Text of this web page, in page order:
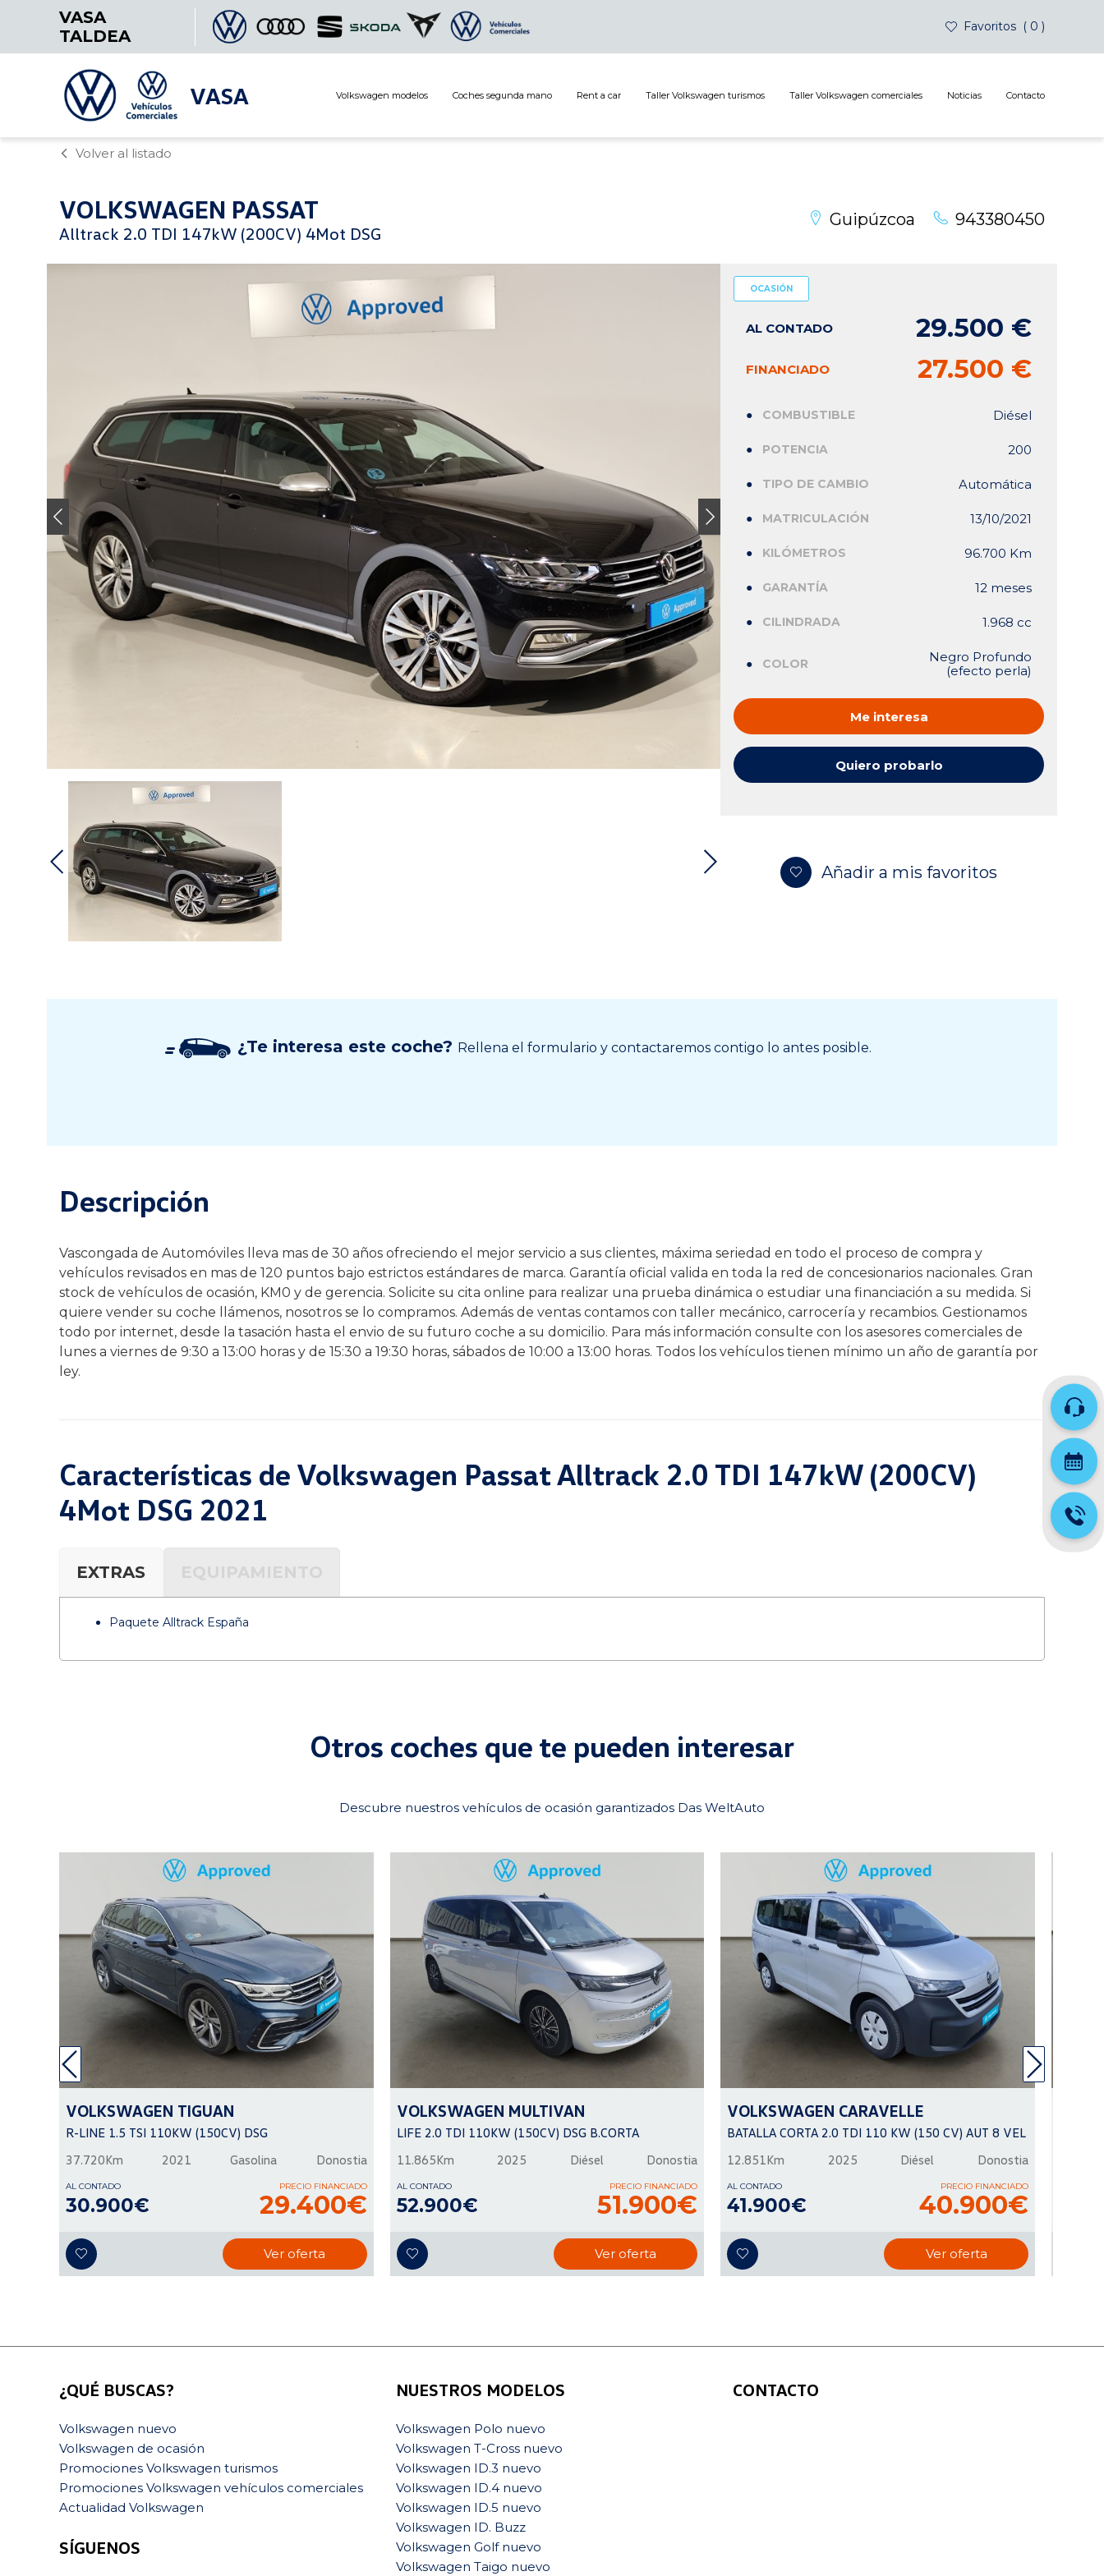
VASA
TALDEA
0
Favoritos
VASA Volkswagen modelos Coches segunda mano Rent a car Taller Volkswagen turismos Taller Volkswagen comerciales Noticias Contacto
Volver al listado
VOLKSWAGEN PASSAT
Alltrack 2.0 TDI 147kW (200CV) 4Mot DSG
Guipúzcoa 943380450
OCASIÓN
AL CONTADO 29.500 €
FINANCIADO 27.500 €
COMBUSTIBLE Diésel
POTENCIA 200
TIPO DE CAMBIO Automática
MATRICULACIÓN 13/10/2021
KILÓMETROS 96.700 Km
GARANTÍA 12 meses
CILINDRADA 1.968 cc
COLOR
Negro Profundo
(efecto perla)
Me interesa
Quiero probarlo
Añadir a mis favoritos
¿Te interesa este coche? Rellena el formulario y contactaremos contigo lo antes posible.
Descripción
Vascongada de Automóviles lleva mas de 30 años ofreciendo el mejor servicio a sus clientes, máxima seriedad en todo el proceso de compra y
vehículos revisados en mas de 120 puntos bajo estrictos estándares de marca. Garantía oficial valida en toda la red de concesionarios nacionales. Gran
stock de vehículos de ocasión, KM0 y de gerencia. Solicite su cita online para realizar una prueba dinámica o estudiar una financiación a su medida. Si
quiere vender su coche llámenos, nosotros se lo compramos. Además de ventas contamos con taller mecánico, carrocería y recambios. Gestionamos
todo por internet, desde la tasación hasta el envio de su futuro coche a su domicilio. Para más información consulte con los asesores comerciales de
lunes a viernes de 9:30 a 13:00 horas y de 15:30 a 19:30 horas, sábados de 10:00 a 13:00 horas. Todos los vehículos tienen mínimo un año de garantía por
ley.
Características de Volkswagen Passat Alltrack 2.0 TDI 147kW (200CV)
4Mot DSG 2021
EXTRAS
Paquete Alltrack España
Otros coches que te pueden interesar
Descubre nuestros vehículos de ocasión garantizados Das WeltAuto
VOLKSWAGEN TIGUAN
R-LINE 1.5 TSI 110KW (150CV) DSG
37.720Km
2021 Gasolina Donostia
AL CONTADO
30.900€
PRECIO FINANCIADO
29.400€
Ver oferta
VOLKSWAGEN MULTIVAN
LIFE 2.0 TDI 110KW (150CV) DSG B.CORTA
11.865Km
2025 Diésel Donostia
AL CONTADO
52.900€
PRECIO FINANCIADO
51.900€
Ver oferta
VOLKSWAGEN CARAVELLE
BATALLA CORTA 2.0 TDI 110 KW (150 CV) AUT 8 VEL
12.851Km
2025 Diésel Donostia
AL CONTADO
41.900€
PRECIO FINANCIADO
40.900€
Ver oferta
¿QUÉ BUSCAS?
Volkswagen nuevo
Volkswagen de ocasión
Promociones Volkswagen turismos
Promociones Volkswagen vehículos comerciales
Actualidad Volkswagen
SÍGUENOS
NUESTROS MODELOS
Volkswagen Polo nuevo
Volkswagen T-Cross nuevo
Volkswagen ID.3 nuevo
Volkswagen ID.4 nuevo
Volkswagen ID.5 nuevo
Volkswagen ID. Buzz
Volkswagen Golf nuevo
Volkswagen Taigo nuevo
CONTACTO